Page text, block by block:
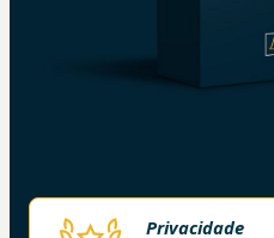
Privacidade